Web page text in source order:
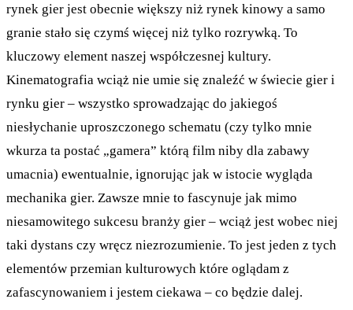
rynek gier jest obecnie większy niż rynek kinowy a samo
granie stało się czymś więcej niż tylko rozrywką. To
kluczowy element naszej współczesnej kultury.
Kinematografia wciąż nie umie się znaleźć w świecie gier i
rynku gier – wszystko sprowadzając do jakiegoś
niesłychanie uproszczonego schematu (czy tylko mnie
wkurza ta postać „gamera” którą film niby dla zabawy
umacnia) ewentualnie, ignorując jak w istocie wygląda
mechanika gier. Zawsze mnie to fascynuje jak mimo
niesamowitego sukcesu branży gier – wciąż jest wobec niej
taki dystans czy wręcz niezrozumienie. To jest jeden z tych
elementów przemian kulturowych które oglądam z
zafascynowaniem i jestem ciekawa – co będzie dalej.